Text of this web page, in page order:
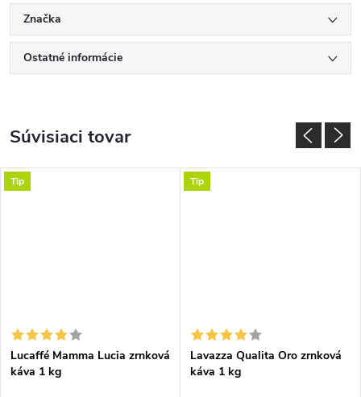
Značka
Ostatné informácie
Súvisiaci tovar
Tip
Lucaffé Mamma Lucia zrnková
káva 1 kg
Tip
Lavazza Qualita Oro zrnková
káva 1 kg